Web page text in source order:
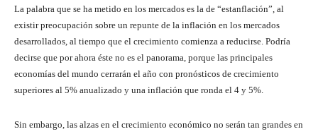
La palabra que se ha metido en los mercados es la de “estanflación”, al
existir preocupación sobre un repunte de la inflación en los mercados
desarrollados, al tiempo que el crecimiento comienza a reducirse. Podría
decirse que por ahora éste no es el panorama, porque las principales
economías del mundo cerrarán el año con pronósticos de crecimiento
superiores al 5% anualizado y una inflación que ronda el 4 y 5%.
Sin embargo, las alzas en el crecimiento económico no serán tan grandes en